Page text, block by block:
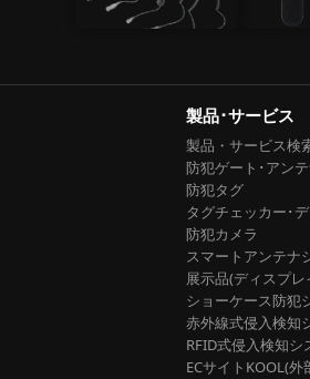
製品･サービス
製品・サービス検
防犯ゲート･アン
防犯タグ
タグチェッカー･
防犯カメラ
スマートアンテナ
展示品(ディスプ
ショーケース防犯
赤外線式侵入検知
RFID式侵入検知シ
ECサイトKOOL(外